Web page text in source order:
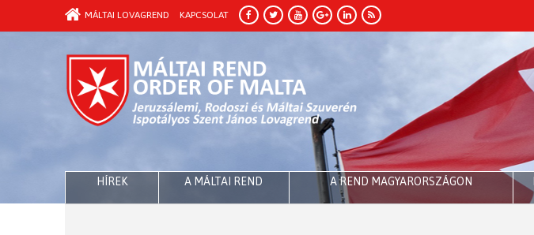
MÁLTAI LOVAGREND KAPCSOLAT
HÍREK A MÁLTAI REND A REND MAGYARORSZÁGON